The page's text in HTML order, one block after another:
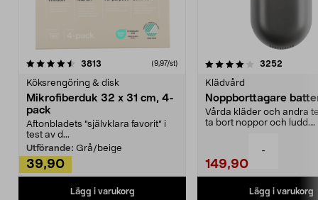
-
3813 (9,97/st)
Köksrengöring & disk
Mikrofiberduk 32 x 31 cm, 4-
pack
Aftonbladets "självklara favorit” i
test av d...
Utförande: Grå/beige
39,90
Lägg i varukorg
4.0av 5 stjärnor 3252
Klädvård
Noppborttagare
Vårda kläder och andra
ta bort noppor och ludd.
149,90
Lägg i varukorg
4.5av 5 stjärnor